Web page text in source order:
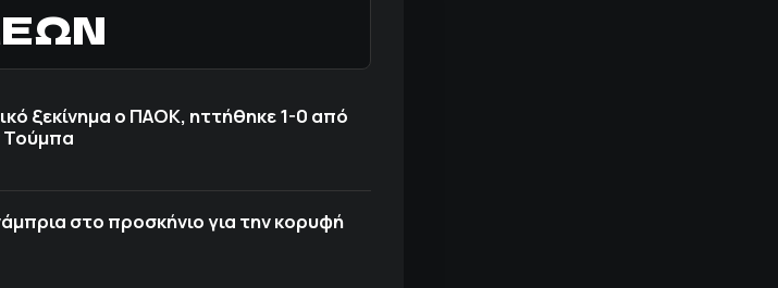
ξεκίνημα ο ΠΑΟΚ, ηττήθηκε 1-0 από
Τούμπα
στο προσκήνιο για την κορυφή